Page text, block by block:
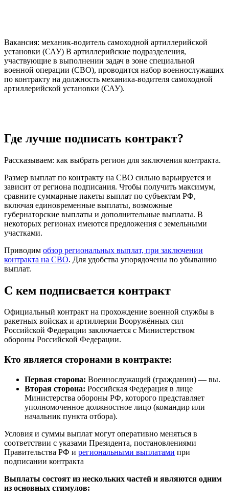
Вакансия: механик-водитель самоходной артиллерийской
установки (САУ) В артиллерийские подразделения,
участвующие в выполнении задач в зоне специальной
военной операции (СВО), проводится набор военнослужащих
по контракту на должность механика-водителя самоходной
артиллерийской установки (САУ).
Где лучше подписать контракт?
Рассказываем: как выбрать регион для заключения контракта.
Размер выплат по контракту на СВО сильно варьируется и
зависит от региона подписания. Чтобы получить максимум,
сравните суммарные пакеты выплат по субъектам РФ,
включая единовременные выплаты, возможные
губернаторские выплаты и дополнительные выплаты. В
некоторых регионах имеются предложения с земельными
участками.
Приводим обзор региональных выплат, при заключении
контракта на СВО. Для удобства упорядочены по убыванию
выплат.
C кем подписвается контракт
Официальный контракт на прохождение военной службы в
ракетных войсках и артиллерии Вооружённых сил
Российской Федерации заключается с Министерством
обороны Российской Федерации.
Кто является сторонами в контракте:
Первая сторона: Военнослужащий (гражданин) — вы.
Вторая сторона: Российская Федерация в лице
Министерства обороны РФ, которого представляет
уполномоченное должностное лицо (командир или
начальник пункта отбора).
Условия и суммы выплат могут оперативно меняться в
соответствии с указами Президента, постановлениями
Правительства РФ и региональными выплатами при
подписании контракта
Выплаты состоят из нескольких частей и являются одним
из основных стимулов: